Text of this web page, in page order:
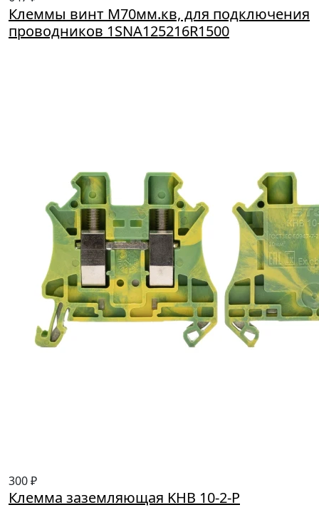
Клеммы винт M70мм.кв, для подключения
проводников 1SNA125216R1500
300 ₽
Клемма заземляющая KHВ 10-2-P